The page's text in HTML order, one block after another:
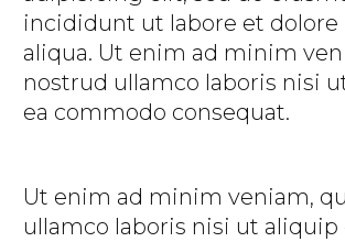
incididunt ut labore et dolore
aliqua. Ut enim ad minim
nostrud ullamco laboris nisi
ea commodo consequat.
Ut enim ad minim veniam,
ullamco laboris nisi ut aliquip